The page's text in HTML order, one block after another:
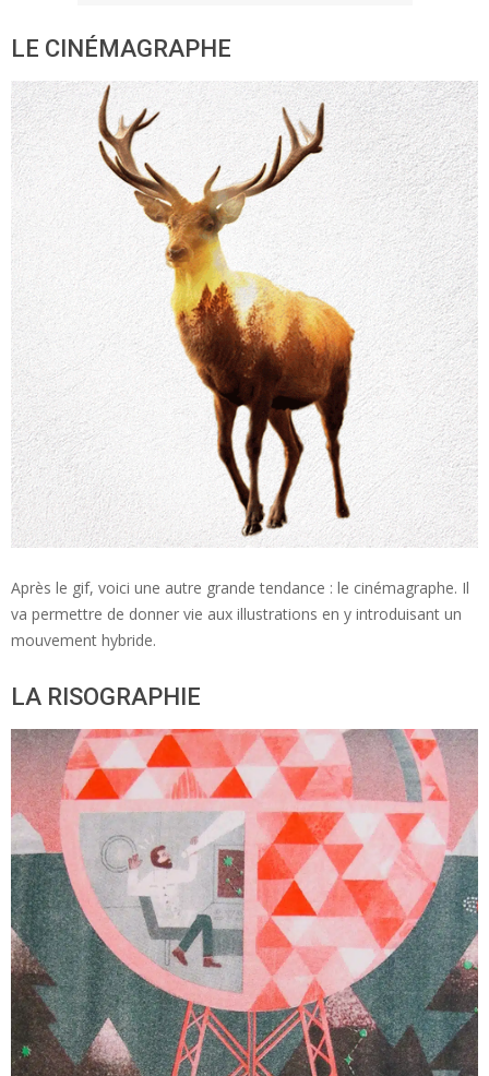
LE CINÉMAGRAPHE
Après le gif, voici une autre grande tendance : le cinémagraphe. Il
va permettre de donner vie aux illustrations en y introduisant un
mouvement hybride.
LA RISOGRAPHIE